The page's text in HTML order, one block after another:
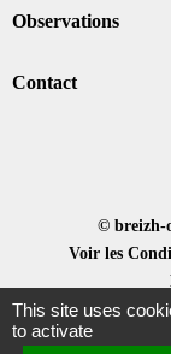
Observations
Contact
© breizh-
Voir les
This site uses
to activate